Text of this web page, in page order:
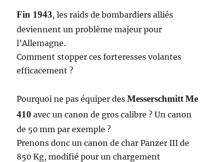
Fin 1943, les raids de bombardiers alliés
deviennent un problème majeur pour
l’Allemagne.
Comment stopper ces forteresses volantes
efficacement ?
Pourquoi ne pas équiper desMesserschmitt Me
410 avec un canon de gros calibre ? Un canon
de 50 mm par exemple ?
Prenons donc un canon de char Panzer III de
850 Kg, modifié pour un chargement